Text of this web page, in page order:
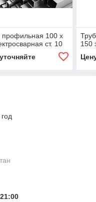
профильная 100 х
ст. 10
150